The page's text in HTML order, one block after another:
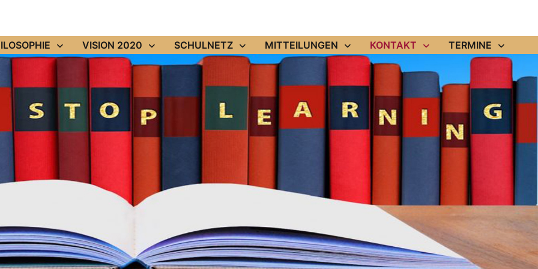
VISION 2020 SCHULNETZ MITTEILUNGEN KONTAKT TERMINE